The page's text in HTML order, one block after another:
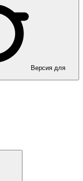
Версия для